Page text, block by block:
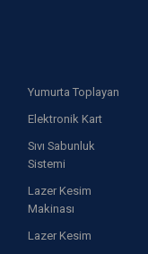
Yumurta Toplayan
Elektronik Kart
Sıvı Sabunluk
Sistemi
Lazer Kesim
Makinası
Lazer Kesim